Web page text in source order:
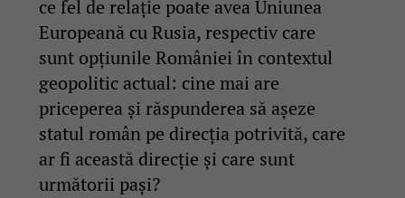
ce fel de relație poate avea Uniunea
Europeană cu Rusia, respectiv care
sunt opțiunile României în contextul
geopolitic actual: cine mai are
priceperea și răspunderea să așeze
statul român pe direcția potrivită, care
ar fi această direcție și care sunt
următorii pași?